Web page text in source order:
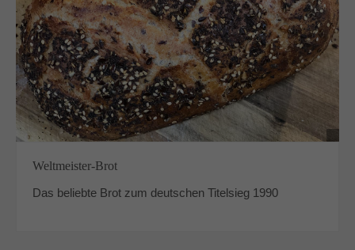
Weltmeister-Brot
Das beliebte Brot zum deutschen Titelsieg 1990